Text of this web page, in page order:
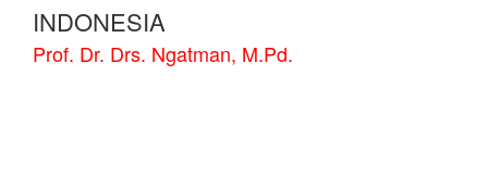
INDONESIA
Prof. Dr. Drs. Ngatman, M.Pd.